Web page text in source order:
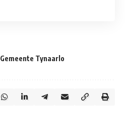
Gemeente Tynaarlo